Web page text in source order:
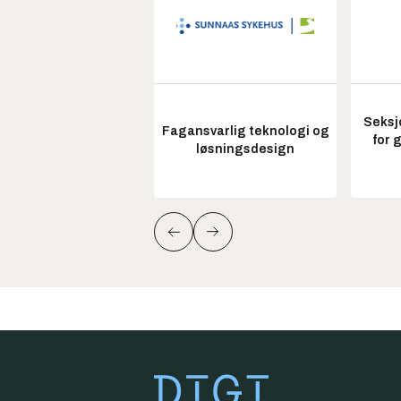
Fagansvarlig teknologi og
løsningsdesign
for